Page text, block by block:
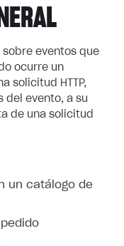
eventos que
ocurre un
solicitud HTTP,
del evento, a su
de una solicitud
un catálogo de